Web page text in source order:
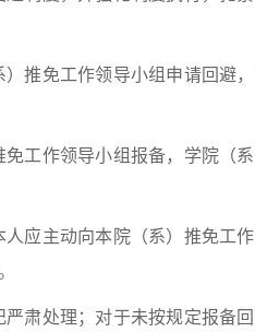
推免工作领导小组申请回避
工作领导小组报备，学院（
应主动向本院（系）推免工作
肃处理；对于未按规定报备